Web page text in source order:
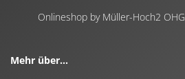
Onlineshop by Müller-Hoch2 OHG
Mehr über...